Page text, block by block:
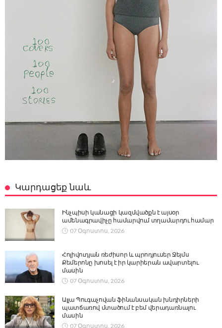
Կարդացեք նաև
Ինչպիսի կանացի կազմվածքն է այսօր
ամենագրավիչը համարվում տղամարդու համար
07 Օգոստոս, 2026
Հոլիվուդյան ռեժիսոր և պրոդյուսեր Ջեյմս
Քեմերոնը խոսել է իր կարիերան ավարտելու
մասին
07 Օգոստոս, 2026
Ալլա Պուգաչովան ֆինանսական խնդիրների
պատճառով մտածում է բեմ վերադառնալու
մասին
07 Օգոստոս, 2026